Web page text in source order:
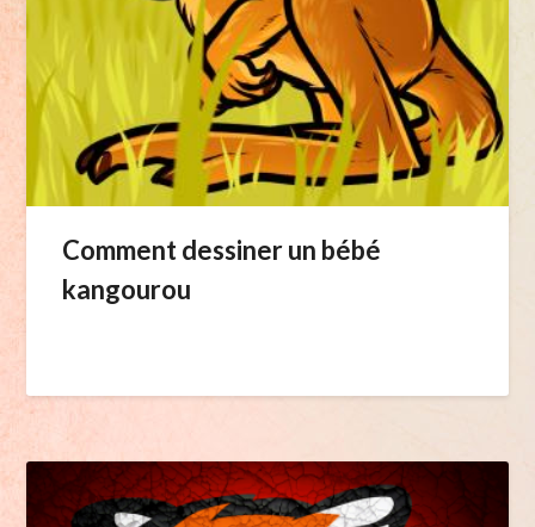
Comment dessiner un bébé
kangourou